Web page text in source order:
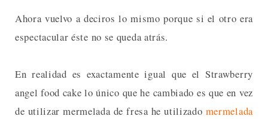
Ahora vuelvo a deciros lo mismo porque si el otro era
espectacular éste no se queda atrás.
En realidad es exactamente igual que el Strawberry
angel food cake lo único que he cambiado es que en vez
de utilizar mermelada de fresa he utilizado mermelada